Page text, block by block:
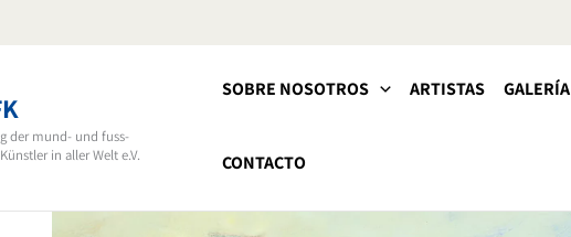
der mund- und fuss-
in aller Welt e.V.
SOBRE NOSOTROS ARTISTAS GALERÍA
CONTACTO